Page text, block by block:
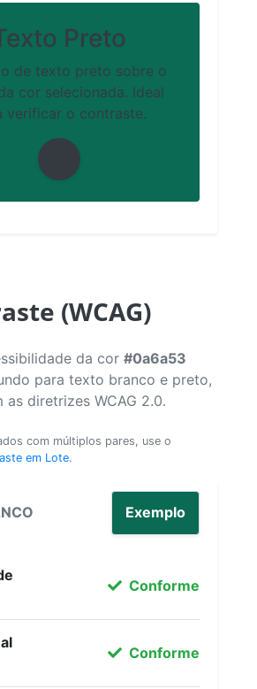
Preto
de texto preto sobre o
cor selecionada. Ideal
verificar o contraste.
(WCAG)
da cor #0a6a53
para texto branco e preto,
diretrizes WCAG 2.0.
com múltiplos pares, use o
em Lote.
Exemplo
Conforme
Conforme